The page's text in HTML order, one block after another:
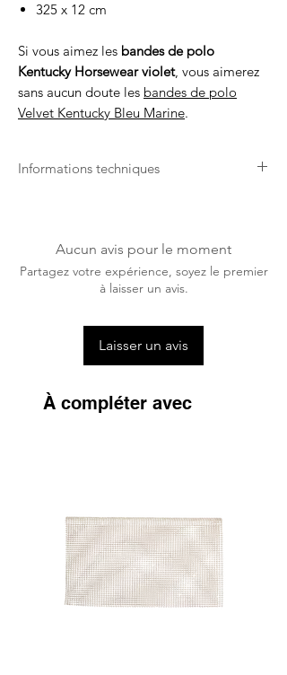
325 x 12 cm
Si vous aimez les bandes de polo
Kentucky Horsewear violet, vous aimerez
sans aucun doute les bandes de polo
Velvet Kentucky Bleu Marine.
Informations techniques
Horsewear Violet sont respirantes et
laissent passer l’air à travers les tissus afin
que le cheval ne soit pas surchauffé par
Doux pour la Peau
Horsewear sont aussi doux que possible
Aucun avis pour le moment
Partagez votre expérience, soyez le premier
à laisser un avis.
Laisser un avis
À compléter avec